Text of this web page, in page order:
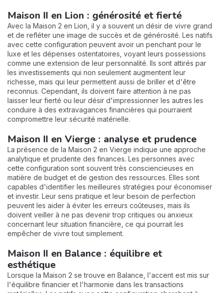
Maison II en Lion : générosité et fierté
Avec la Maison 2 en Lion, il y a souvent un désir de vivre grand
et de refléter une image de succès et de générosité. Les natifs
avec cette configuration peuvent avoir un penchant pour le
luxe et les dépenses ostentatoires, voyant leurs possessions
comme une extension de leur personnalité. Ils sont attirés par
les investissements qui non seulement augmentent leur
richesse, mais qui leur permettent aussi de briller et d'être
reconnus. Cependant, ils doivent faire attention à ne pas
laisser leur fierté ou leur désir d'impressionner les autres les
conduire à des extravagances financières qui pourraient
compromettre leur sécurité matérielle.
Maison II en Vierge : analyse et prudence
La présence de la Maison 2 en Vierge indique une approche
analytique et prudente des finances. Les personnes avec
cette configuration sont souvent très consciencieuses en
matière de budget et de gestion des ressources. Elles sont
capables d'identifier les meilleures stratégies pour économiser
et investir. Leur sens pratique et leur besoin de perfection
peuvent les aider à éviter les erreurs coûteuses, mais ils
doivent veiller à ne pas devenir trop critiques ou anxieux
concernant leur situation financière, ce qui pourrait les
empêcher de vivre tout simplement.
Maison II en Balance : équilibre et
esthétique
Lorsque la Maison 2 se trouve en Balance, l'accent est mis sur
l'équilibre financier et l'harmonie dans les transactions